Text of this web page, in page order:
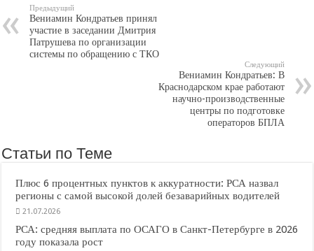
Предыдущий
Вениамин Кондратьев принял
участие в заседании Дмитрия
Патрушева по организации
системы по обращению с ТКО
Следующий
Вениамин Кондратьев: В
Краснодарском крае работают
научно-производственные
центры по подготовке
операторов БПЛА
Статьи по Теме
Плюс 6 процентных пунктов к аккуратности: РСА назвал
регионы с самой высокой долей безаварийных водителей
21.07.2026
РСА: средняя выплата по ОСАГО в Санкт-Петербурге в 2026
году показала рост